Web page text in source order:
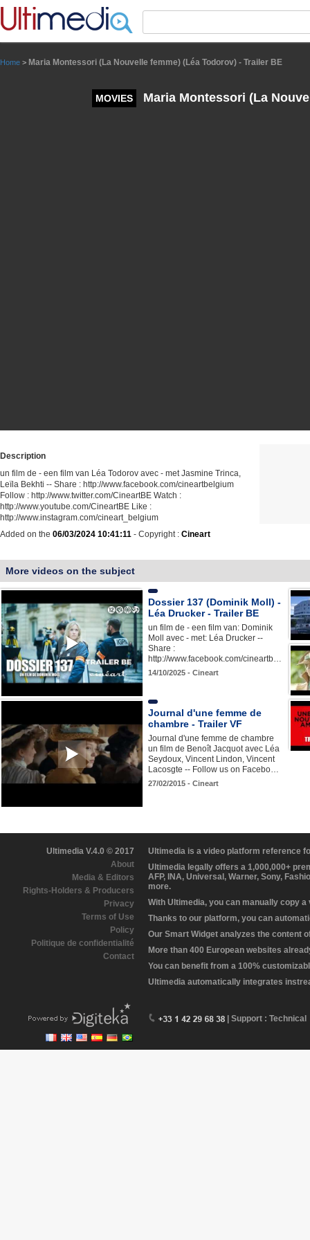
Home > Maria Montessori (La Nouvelle femme) (Léa Todorov) - Trailer BE
MOVIES Maria Montessori (La
Description
un film de - een film van Léa Todorov avec - met Jasmine Trinca,
Leïla Bekhti -- Share : http://www.facebook.com/cineartbelgium
Follow : http://www.twitter.com/CineartBE Watch :
http://www.youtube.com/CineartBE Like :
http://www.instagram.com/cineart_belgium
Added on the 06/03/2024 10:41:11 - Copyright : Cineart
More videos on the subject
Dossier 137 (Dominik Moll) -
Léa Drucker - Trailer BE
un film de - een film van: Dominik
Moll avec - met: Léa Drucker --
Share :
http://www.facebook.com/cineartb…
14/10/2025 - Cineart
Journal d'une femme de
chambre - Trailer VF
Journal d'une femme de chambre
un film de Benoît Jacquot avec Léa
Seydoux, Vincent Lindon, Vincent
Lacosgte -- Follow us on Facebo…
27/02/2015 - Cineart
Ultimedia V.4.0 © 2017
About
Media & Editors
Rights-Holders & Producers
Privacy
Terms of Use
Policy
Politique de confidentialité
Contact
Ultimedia is a video platform reference
Ultimedia legally offers a 1,000,000+
AFP, INA, Universal, Warner, Sony,
more.
With Ultimedia, you can manually copy
Thanks to our platform, you can
Our Smart Widget analyzes the content
More than 400 European websites
You can benefit from a 100%
Ultimedia automatically integrates
| Support : Technical
Panneau de gestion des cookies